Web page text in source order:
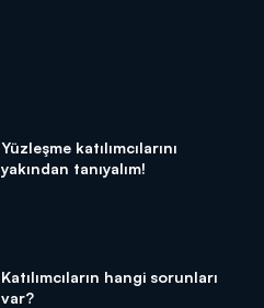
Yüzleşme katılımcılarını
yakından tanıyalım!
Katılımcıların hangi sorunları
var?